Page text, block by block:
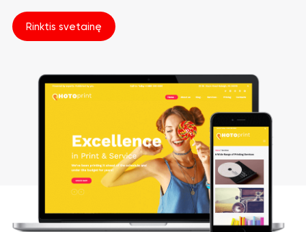
Rinktis svetainę